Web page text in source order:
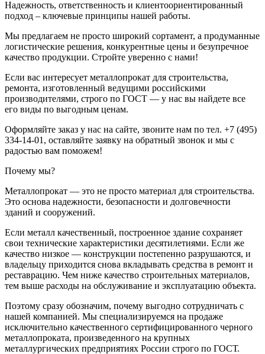
Надежность, ответственность и клиентоориентированный
подход – ключевые принципы нашей работы.
Мы предлагаем не просто широкий сортамент, а продуманные
логистические решения, конкурентные цены и безупречное
качество продукции. Стройте уверенно с нами!
Если вас интересует металлопрокат для строительства,
ремонта, изготовленный ведущими российскими
производителями, строго по ГОСТ — у нас вы найдете все
его виды по выгодным ценам.
Оформляйте заказ у нас на сайте, звоните нам по тел. +7 (495)
334-14-01, оставляйте заявку на обратный звонок и мы с
радостью вам поможем!
Почему мы?
Металлопрокат — это не просто материал для строительства.
Это основа надежности, безопасности и долговечности
зданий и сооружений.
Если металл качественный, построенное здание сохраняет
свои технические характеристики десятилетиями. Если же
качество низкое — конструкции постепенно разрушаются, и
владельцу приходится снова вкладывать средства в ремонт и
реставрацию. Чем ниже качество строительных материалов,
тем выше расходы на обслуживание и эксплуатацию объекта.
Поэтому сразу обозначим, почему выгодно сотрудничать с
нашей компанией. Мы специализируемся на продаже
исключительно качественного сертифицированного черного
металлопроката, произведенного на крупных
металлургических предприятиях России строго по ГОСТ.